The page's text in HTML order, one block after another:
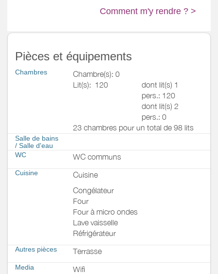
Comment m'y rendre ? >
Pièces et équipements
Chambres
Chambre(s): 0
Lit(s): 120
dont lit(s) 1
pers.: 120
dont lit(s) 2
pers.: 0
23 chambres pour un total de 98 lits
Salle de bains
/ Salle d'eau
WC
WC communs
Cuisine
Cuisine
Congélateur
Four
Four à micro ondes
Lave vaisselle
Réfrigérateur
Autres pièces Terrasse
Media Wifi